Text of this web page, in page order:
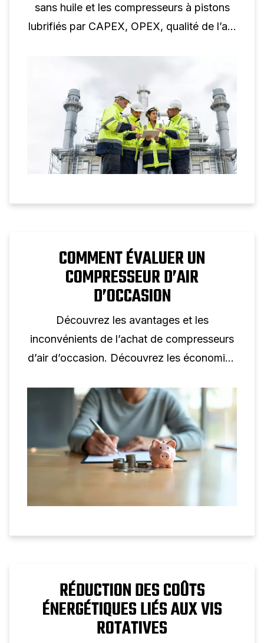
sans huile et les compresseurs à pistons
lubrifiés par CAPEX, OPEX, qualité de l’air,
COMMENT ÉVALUER UN
COMPRESSEUR D’AIR
D’OCCASION
Découvrez les avantages et les
inconvénients de l’achat de compresseurs
d’air d’occasion. Découvrez les économies
conseils pour prendre des décisions
éclairées.
RÉDUCTION DES COÛTS
ÉNERGÉTIQUES LIÉS AUX VIS
ROTATIVES